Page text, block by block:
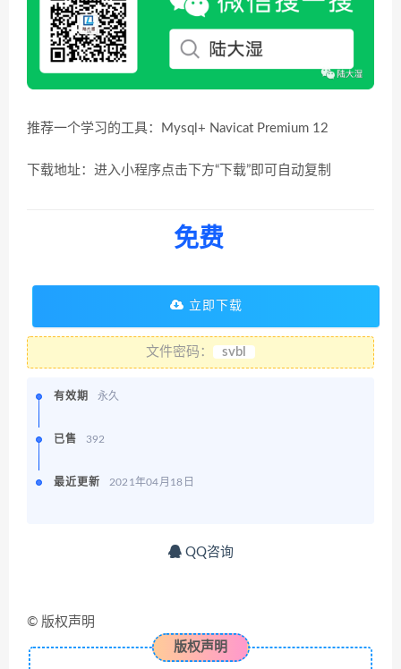
推荐一个学习的工具：Mysql+ Navicat Premium 12
下载地址：进入小程序点击下方“下载”即可自动复制
免费
立即下载
文件密码： svbl
有效期 永久
已售 392
最近更新 2021年04月18日
QQ咨询
© 版权声明
版权声明